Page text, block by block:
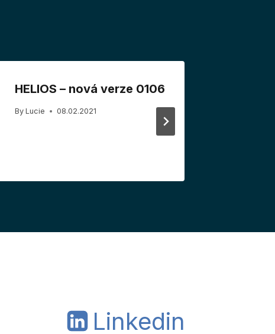
HELIOS – nová verze 0106
By Lucie 08.02.2021
Linkedin